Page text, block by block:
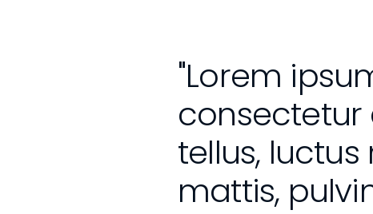
"Lorem
consectetur
tellus,
mattis,